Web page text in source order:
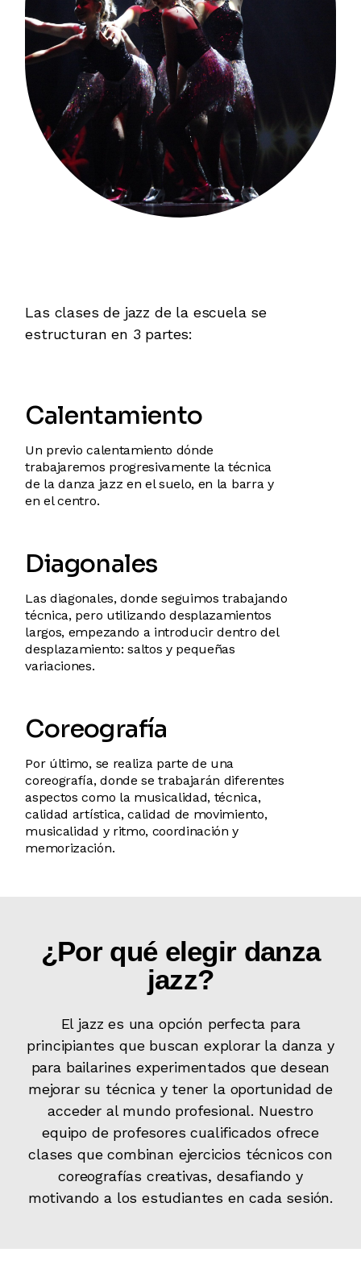
Las clases de jazz de la escuela se
estructuran en 3 partes:
Calentamiento
Un previo calentamiento dónde
trabajaremos progresivamente la técnica
de la danza jazz en el suelo, en la barra y
en el centro.
Diagonales
Las diagonales, donde seguimos trabajando
técnica, pero utilizando desplazamientos
largos, empezando a introducir dentro del
desplazamiento: saltos y pequeñas
variaciones.
Coreografía
Por último, se realiza parte de una
coreografía, donde se trabajarán diferentes
aspectos como la musicalidad, técnica,
calidad artística, calidad de movimiento,
musicalidad y ritmo, coordinación y
memorización.
¿Por qué elegir danza
jazz?
El jazz es una opción perfecta para
principiantes que buscan explorar la danza y
para bailarines experimentados que desean
mejorar su técnica y tener la oportunidad de
acceder al mundo profesional. Nuestro
equipo de profesores cualificados ofrece
clases que combinan ejercicios técnicos con
coreografías creativas, desafiando y
motivando a los estudiantes en cada sesión.